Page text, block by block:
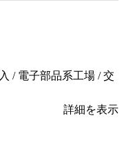
/ 電子部品系工場 / 交
詳細を表示